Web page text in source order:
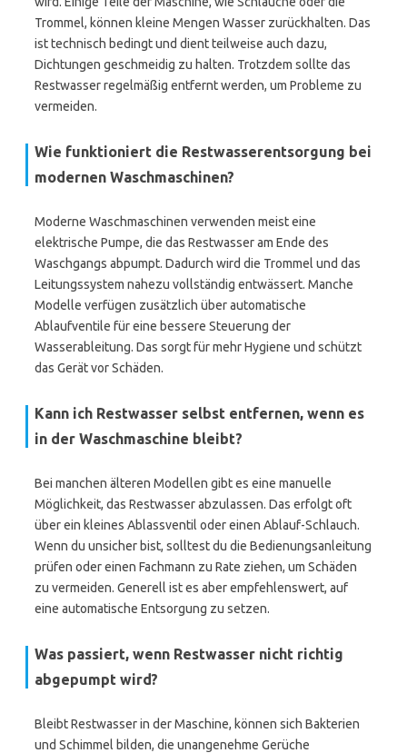
Trommel, können kleine Mengen Wasser zurückhalten. Das
ist technisch bedingt und dient teilweise auch dazu,
Dichtungen geschmeidig zu halten. Trotzdem sollte das
Restwasser regelmäßig entfernt werden, um Probleme zu
vermeiden.
Wie funktioniert die Restwasserentsorgung bei
modernen Waschmaschinen?
Moderne Waschmaschinen verwenden meist eine
elektrische Pumpe, die das Restwasser am Ende des
Waschgangs abpumpt. Dadurch wird die Trommel und das
Leitungssystem nahezu vollständig entwässert. Manche
Modelle verfügen zusätzlich über automatische
Ablaufventile für eine bessere Steuerung der
Wasserableitung. Das sorgt für mehr Hygiene und schützt
das Gerät vor Schäden.
Kann ich Restwasser selbst entfernen, wenn es
in der Waschmaschine bleibt?
Bei manchen älteren Modellen gibt es eine manuelle
Möglichkeit, das Restwasser abzulassen. Das erfolgt oft
über ein kleines Ablassventil oder einen Ablauf-Schlauch.
Wenn du unsicher bist, solltest du die Bedienungsanleitung
prüfen oder einen Fachmann zu Rate ziehen, um Schäden
zu vermeiden. Generell ist es aber empfehlenswert, auf
eine automatische Entsorgung zu setzen.
Was passiert, wenn Restwasser nicht richtig
abgepumpt wird?
Bleibt Restwasser in der Maschine, können sich Bakterien
und Schimmel bilden, die unangenehme Gerüche